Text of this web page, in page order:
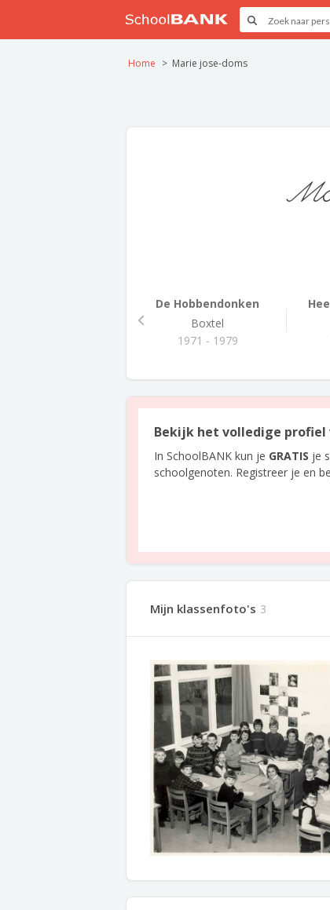
Home Marie jose-doms
De Hobbendonken
Boxtel
1971 - 1979
Bekijk het volledige profiel
In SchoolBANK kun je GRATIS je
schoolgenoten. Registreer je en
Mijn klassenfoto's 3